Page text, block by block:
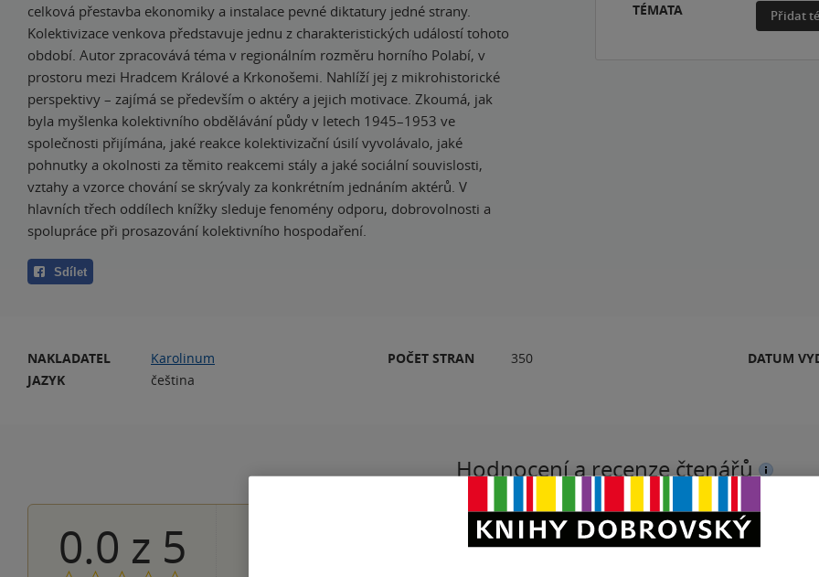
celková přestavba ekonomiky a instalace pevné diktatury jedné strany.
Kolektivizace venkova představuje jednu z charakteristických událostí tohoto
období. Autor zpracovává téma v regionálním rozměru horního Polabí, v
prostoru mezi Hradcem Králové a Krkonošemi. Nahlíží jej z mikrohistorické
perspektivy – zajímá se především o aktéry a jejich motivace. Zkoumá, jak
byla myšlenka kolektivního obdělávání půdy v letech 1945–1953 ve
společnosti přijímána, jaké reakce kolektivizační úsilí vyvolávalo, jaké
pohnutky a okolnosti za těmito reakcemi stály a jaké sociální souvislosti,
vztahy a vzorce chování se skrývaly za konkrétním jednáním aktérů. V
hlavních třech oddílech knížky sleduje fenomény odporu, dobrovolnosti a
spolupráce při prosazování kolektivního hospodaření.
Sdílet
TÉMATA
Přidat
NAKLADATEL
Karolinum
JAZYK
čeština
POČET STRAN 350 DATUM
Hodnocení a recenze čtenářů
0.0 z 5